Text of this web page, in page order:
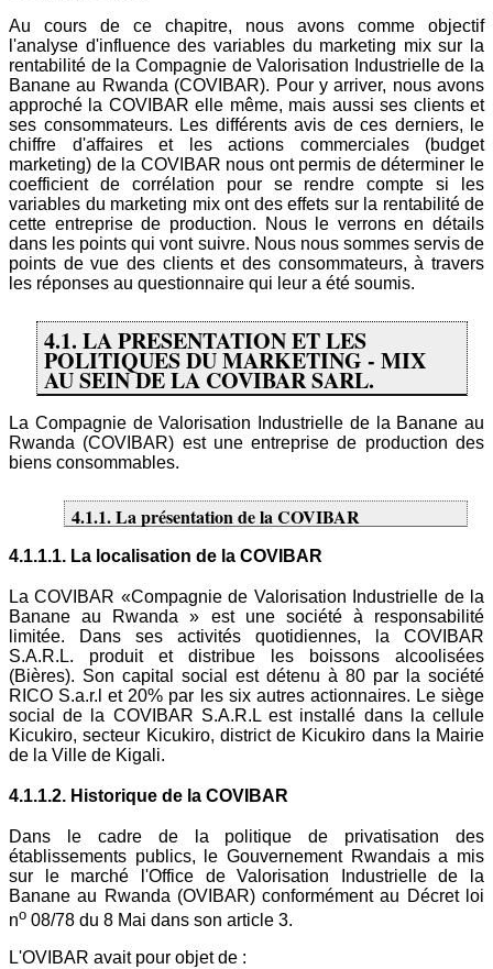
Au cours de ce chapitre, nous avons comme objectif
l'analyse d'influence des variables du marketing mix sur la
rentabilité de la Compagnie de Valorisation Industrielle de la
Banane au Rwanda (COVIBAR). Pour y arriver, nous avons
approché la COVIBAR elle même, mais aussi ses clients et
ses consommateurs. Les différents avis de ces derniers, le
chiffre d'affaires et les actions commerciales (budget
marketing) de la COVIBAR nous ont permis de déterminer le
coefficient de corrélation pour se rendre compte si les
variables du marketing mix ont des effets sur la rentabilité de
cette entreprise de production. Nous le verrons en détails
dans les points qui vont suivre. Nous nous sommes servis de
points de vue des clients et des consommateurs, à travers
les réponses au questionnaire qui leur a été soumis.
4.1. LA PRESENTATION ET LES
POLITIQUES DU MARKETING - MIX
AU SEIN DE LA COVIBAR SARL.
La Compagnie de Valorisation Industrielle de la Banane au
Rwanda (COVIBAR) est une entreprise de production des
biens consommables.
4.1.1. La présentation de la COVIBAR
4.1.1.1. La localisation de la COVIBAR
La COVIBAR «Compagnie de Valorisation Industrielle de la
Banane au Rwanda » est une société à responsabilité
limitée. Dans ses activités quotidiennes, la COVIBAR
S.A.R.L. produit et distribue les boissons alcoolisées
(Bières). Son capital social est détenu à 80 par la société
RICO S.a.r.l et 20% par les six autres actionnaires. Le siège
social de la COVIBAR S.A.R.L est installé dans la cellule
Kicukiro, secteur Kicukiro, district de Kicukiro dans la Mairie
de la Ville de Kigali.
4.1.1.2. Historique de la COVIBAR
Dans le cadre de la politique de privatisation des
établissements publics, le Gouvernement Rwandais a mis
sur le marché l'Office de Valorisation Industrielle de la
Banane au Rwanda (OVIBAR) conformément au Décret loi
no 08/78 du 8 Mai dans son article 3.
L'OVIBAR avait pour objet de :